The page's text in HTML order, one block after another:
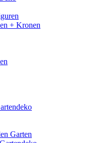
+ Kronen
Garten